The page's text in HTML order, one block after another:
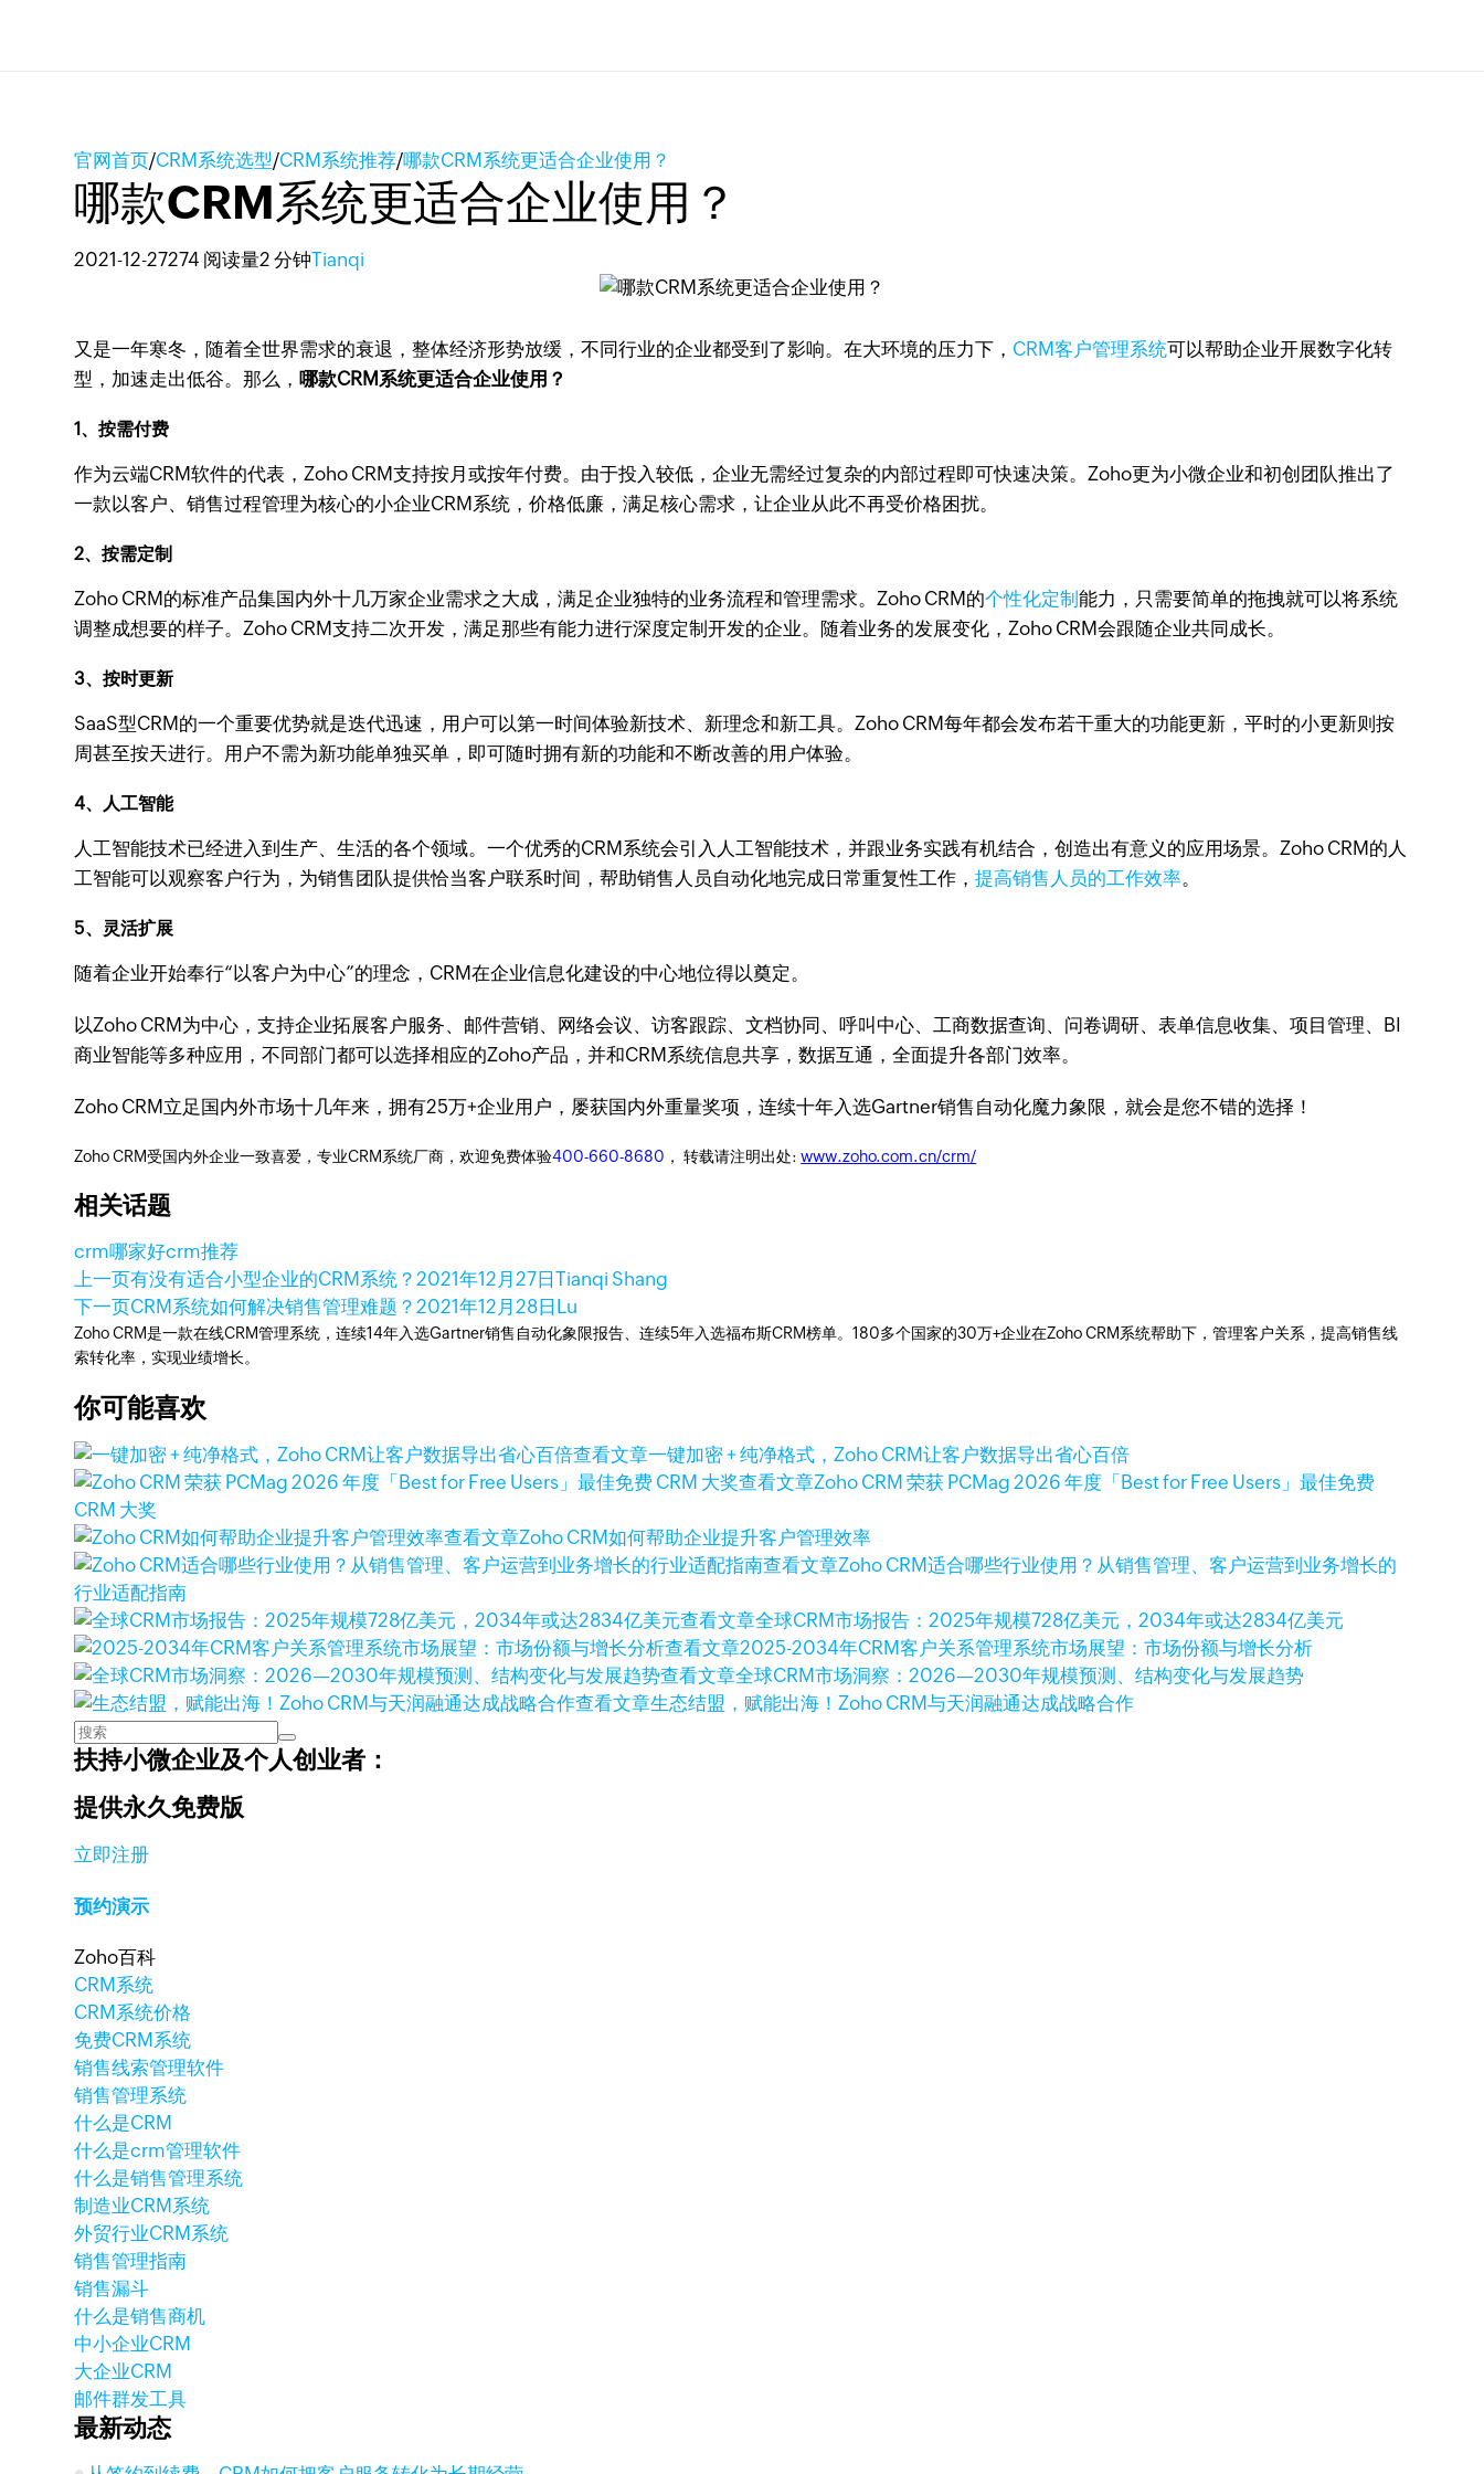
官网首页/CRM系统选型/CRM系统推荐/哪款CRM系统更适合企业使用？
哪款CRM系统更适合企业使用？
2021-12-27274 阅读量2 分钟Tianqi
又是一年寒冬，随着全世界需求的衰退，整体经济形势放缓，不同行业的企业都受到了影响。在大环境的压力下， CRM客户管理系统可以帮助企业开展数字化转
型，加速走出低谷。那么，哪款CRM系统更适合企业使用？
1、按需付费
作为云端CRM软件的代表，Zoho CRM支持按月或按年付费。由于投入较低，企业无需经过复杂的内部过程即可快速决策。Zoho更为小微企业和初创团队推出了
一款以客户、销售过程管理为核心的小企业CRM系统，价格低廉，满足核心需求，让企业从此不再受价格困扰。
2、按需定制
Zoho CRM的标准产品集国内外十几万家企业需求之大成，满足企业独特的业务流程和管理需求。Zoho CRM的个性化定制能力，只需要简单的拖拽就可以将系统
调整成想要的样子。Zoho CRM支持二次开发，满足那些有能力进行深度定制开发的企业。随着业务的发展变化，Zoho CRM会跟随企业共同成长。
3、按时更新
SaaS型CRM的一个重要优势就是迭代迅速，用户可以第一时间体验新技术、新理念和新工具。Zoho CRM每年都会发布若干重大的功能更新，平时的小更新则按
周甚至按天进行。用户不需为新功能单独买单，即可随时拥有新的功能和不断改善的用户体验。
4、人工智能
人工智能技术已经进入到生产、生活的各个领域。一个优秀的CRM系统会引入人工智能技术，并跟业务实践有机结合，创造出有意义的应用场景。Zoho CRM的人
工智能可以观察客户行为，为销售团队提供恰当客户联系时间，帮助销售人员自动化地完成日常重复性工作，提高销售人员的工作效率。
5、灵活扩展
随着企业开始奉行“以客户为中心”的理念，CRM在企业信息化建设的中心地位得以奠定。
以Zoho CRM为中心，支持企业拓展客户服务、邮件营销、网络会议、访客跟踪、文档协同、呼叫中心、工商数据查询、问卷调研、表单信息收集、项目管理、BI
商业智能等多种应用，不同部门都可以选择相应的Zoho产品，并和CRM系统信息共享，数据互通，全面提升各部门效率。
Zoho CRM立足国内外市场十几年来，拥有25万+企业用户，屡获国内外重量奖项，连续十年入选Gartner销售自动化魔力象限，就会是您不错的选择！
Zoho CRM受国内外企业一致喜爱，专业CRM系统厂商，欢迎免费体验400-660-8680 ， 转载请注明出处:www.zoho.com.cn/crm/
相关话题
crm哪家好crm推荐
上一页有没有适合小型企业的CRM系统？2021年12月27日Tianqi Shang
下一页CRM系统如何解决销售管理难题？2021年12月28日 Lu
Zoho CRM是一款在线CRM管理系统，连续14年入选Gartner销售自动化象限报告、连续5年入选福布斯CRM榜单。180多个国家的30万+企业在Zoho CRM系统帮助下，管理客户关系，提高销售线
索转化率，实现业绩增长。
你可能喜欢
查看文章一键加密 + 纯净格式，Zoho CRM让客户数据导出省心百倍
查看文章Zoho CRM 荣获 PCMag 2026 年度「Best for Free Users」最佳免费
CRM 大奖
查看文章Zoho CRM如何帮助企业提升客户管理效率
查看文章Zoho CRM适合哪些行业使用？从销售管理、客户运营到业务增长的
行业适配指南
查看文章全球CRM市场报告：2025年规模728亿美元，2034年或达2834亿美元
查看文章2025-2034年CRM客户关系管理系统市场展望：市场份额与增长分析
查看文章全球CRM市场洞察：2026—2030年规模预测、结构变化与发展趋势
查看文章生态结盟，赋能出海！Zoho CRM与天润融通达成战略合作
扶持小微企业及个人创业者：
提供永久免费版
立即注册
预约演示
Zoho百科
CRM系统
CRM系统价格
免费CRM系统
销售线索管理软件
销售管理系统
什么是CRM
什么是crm管理软件
什么是销售管理系统
制造业CRM系统
外贸行业CRM系统
销售管理指南
销售漏斗
什么是销售商机
中小企业CRM
大企业CRM
邮件群发工具
最新动态